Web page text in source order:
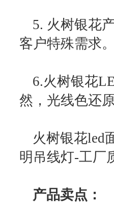
5. 火树银花
客户特殊需求
6.火树银花
然，光线色还
火树银花led
明吊线灯-工厂
产品卖点：